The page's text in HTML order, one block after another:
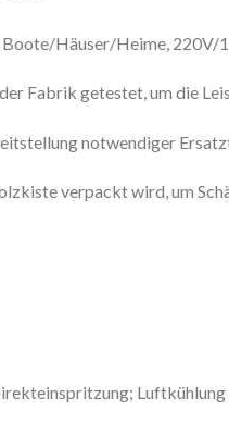
Häuser/Heime,
Fabrik getestet, um die
notwendiger
verpackt wird, um
Luftkühlung